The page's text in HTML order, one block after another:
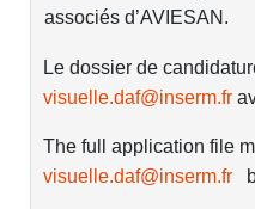
associés d’AVIESAN.
Le dossier de
visuelle.daf@inserm.fr
The full application file
visuelle.daf@inserm.fr